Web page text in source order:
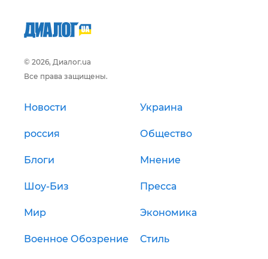
© 2026, Диалог.ua
Все права защищены.
Новости Украина
россия Общество
Блоги Мнение
Шоу-Биз Пресса
Мир Экономика
Военное Обозрение Стиль